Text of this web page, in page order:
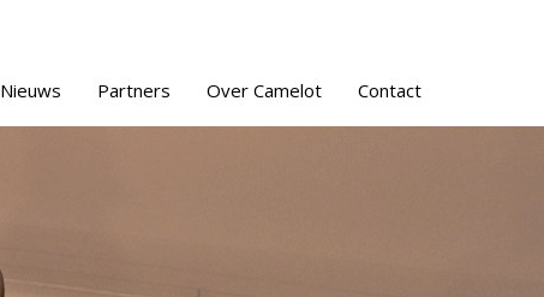
Nieuws Partners Over Camelot Contact